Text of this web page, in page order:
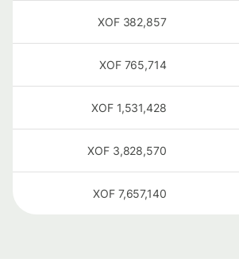
382,857
XOF
765,714
XOF
1,531,428
XOF
3,828,570
XOF
7,657,140
XOF